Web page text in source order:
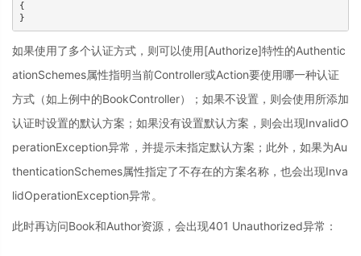
{
如果使用了多个认证方式，则可以使用[Authorize]特性的Authentic
ationSchemes属性指明当前Controller或Action要使用哪一种认证
方式（如上例中的BookController）；如果不设置，则会使用所添加
认证时设置的默认方案；如果没有设置默认方案，则会出现InvalidO
perationException异常，并提示未指定默认方案；此外，如果为Au
thenticationSchemes属性指定了不存在的方案名称，也会出现Inva
lidOperationException异常。
此时再访问Book和Author资源，会出现401 Unauthorized异常：